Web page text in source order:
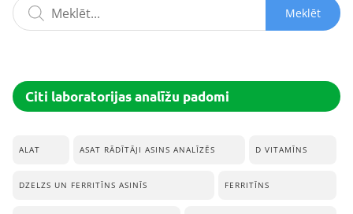
Meklēt
Citi laboratorijas analīžu padomi
ALAT ASAT RĀDĪTĀJI ASINS ANALĪZĒS D VITAMĪNS
DZELZS UN FERRITĪNS ASINĪS FERRITĪNS